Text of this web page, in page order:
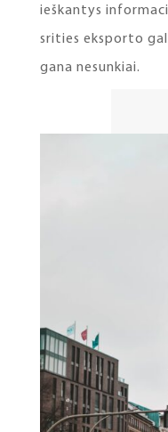
ieškantys
srities eksporto
gana nesunkiai.